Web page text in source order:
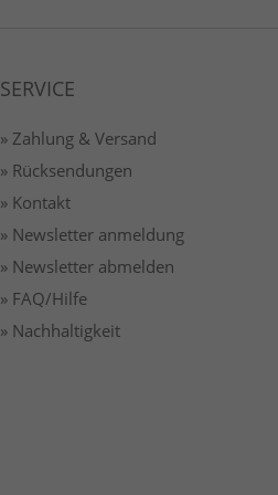
SERVICE
» Zahlung & Versand
» Rücksendungen
» Kontakt
» Newsletter anmeldung
» Newsletter abmelden
» FAQ/Hilfe
» Nachhaltigkeit